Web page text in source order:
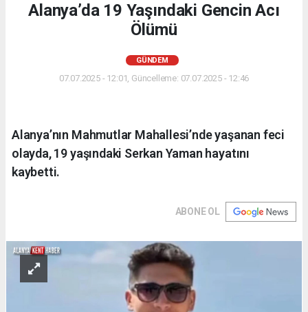
Alanya’da 19 Yaşındaki Gencin Acı
Ölümü
GÜNDEM
07.07.2025 - 12:01, Güncelleme: 07.07.2025 - 12:46
Alanya’nın Mahmutlar Mahallesi’nde yaşanan feci
olayda, 19 yaşındaki Serkan Yaman hayatını
kaybetti.
ABONE OL